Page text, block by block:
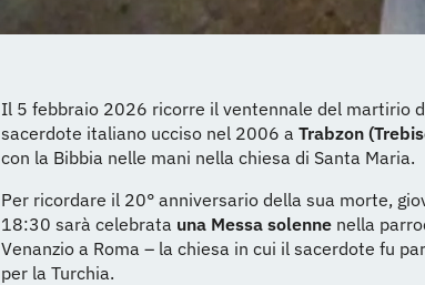
Il 5 febbraio 2026 ricorre il ventennale del martirio
sacerdote italiano ucciso nel 2006 a Trabzon
con la Bibbia nelle mani nella chiesa di Santa Maria.
Per ricordare il 20° anniversario della sua morte,
18:30 sarà celebrata una Messa solenne nella
Venanzio a Roma – la chiesa in cui il sacerdote fu
per la Turchia.